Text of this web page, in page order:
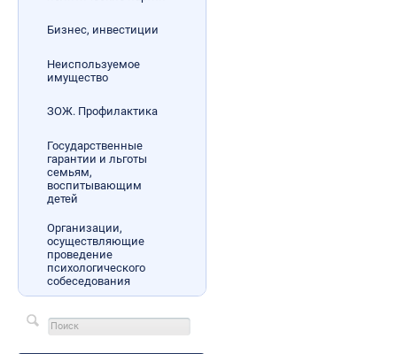
Бизнес, инвестиции
Неиспользуемое
имущество
ЗОЖ. Профилактика
Государственные
гарантии и льготы
семьям,
воспитывающим
детей
Организации,
осуществляющие
проведение
психологического
собеседования